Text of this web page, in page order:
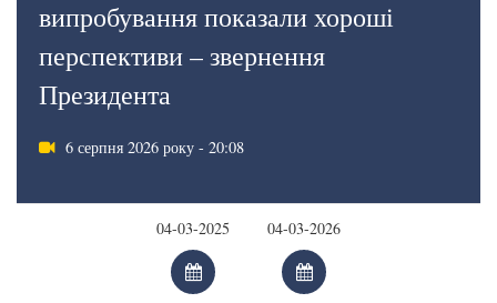
випробування показали хороші
перспективи – звернення
Президента
6 серпня 2026 року - 20:08